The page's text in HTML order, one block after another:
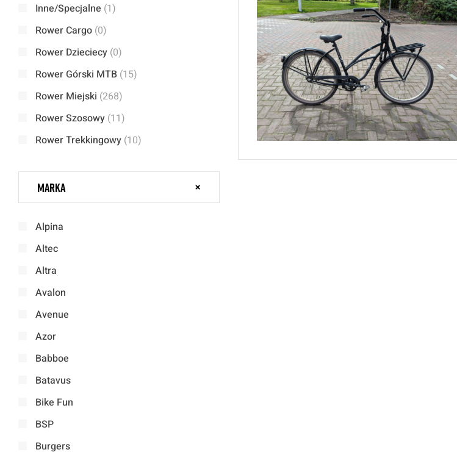
Inne/Specjalne (1)
Rower Cargo (0)
Rower Dzieciecy (0)
Rower Górski MTB (15)
Rower Miejski (268)
Rower Szosowy (11)
Rower Trekkingowy (10)
Marka
Alpina
Altec
Altra
Avalon
Avenue
Azor
Babboe
Batavus
Bike Fun
BSP
Burgers